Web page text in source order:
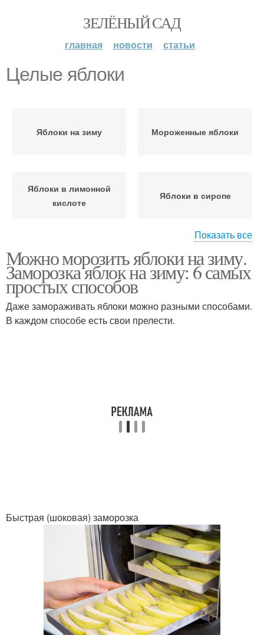
ЗЕЛЁНЫЙ САД
главная новости статьи
Целые яблоки
Яблоки на зиму Мороженные яблоки
Яблоки в лимонной
кислоте
Яблоки в сиропе
Мороженые яблоки Яблоки в сахаре
Показать все
Можно морозить яблоки на зиму.
Заморозка яблок на зиму: 6 самых
простых способов
Даже замораживать яблоки можно разными способами.
В каждом способе есть свои прелести.
Быстрая (шоковая) заморозка